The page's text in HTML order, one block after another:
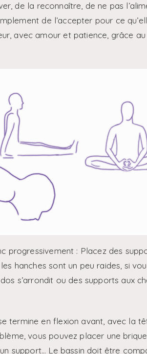
de la reconnaître, de ne pas
de l’accepter pour ce
avec amour et patience, grâce
progressivement : Placez des
hanches sont un peu raides, si
s’arrondit ou des supports aux
termine en flexion avant, avec la
vous pouvez placer une
support… Le bassin doit être